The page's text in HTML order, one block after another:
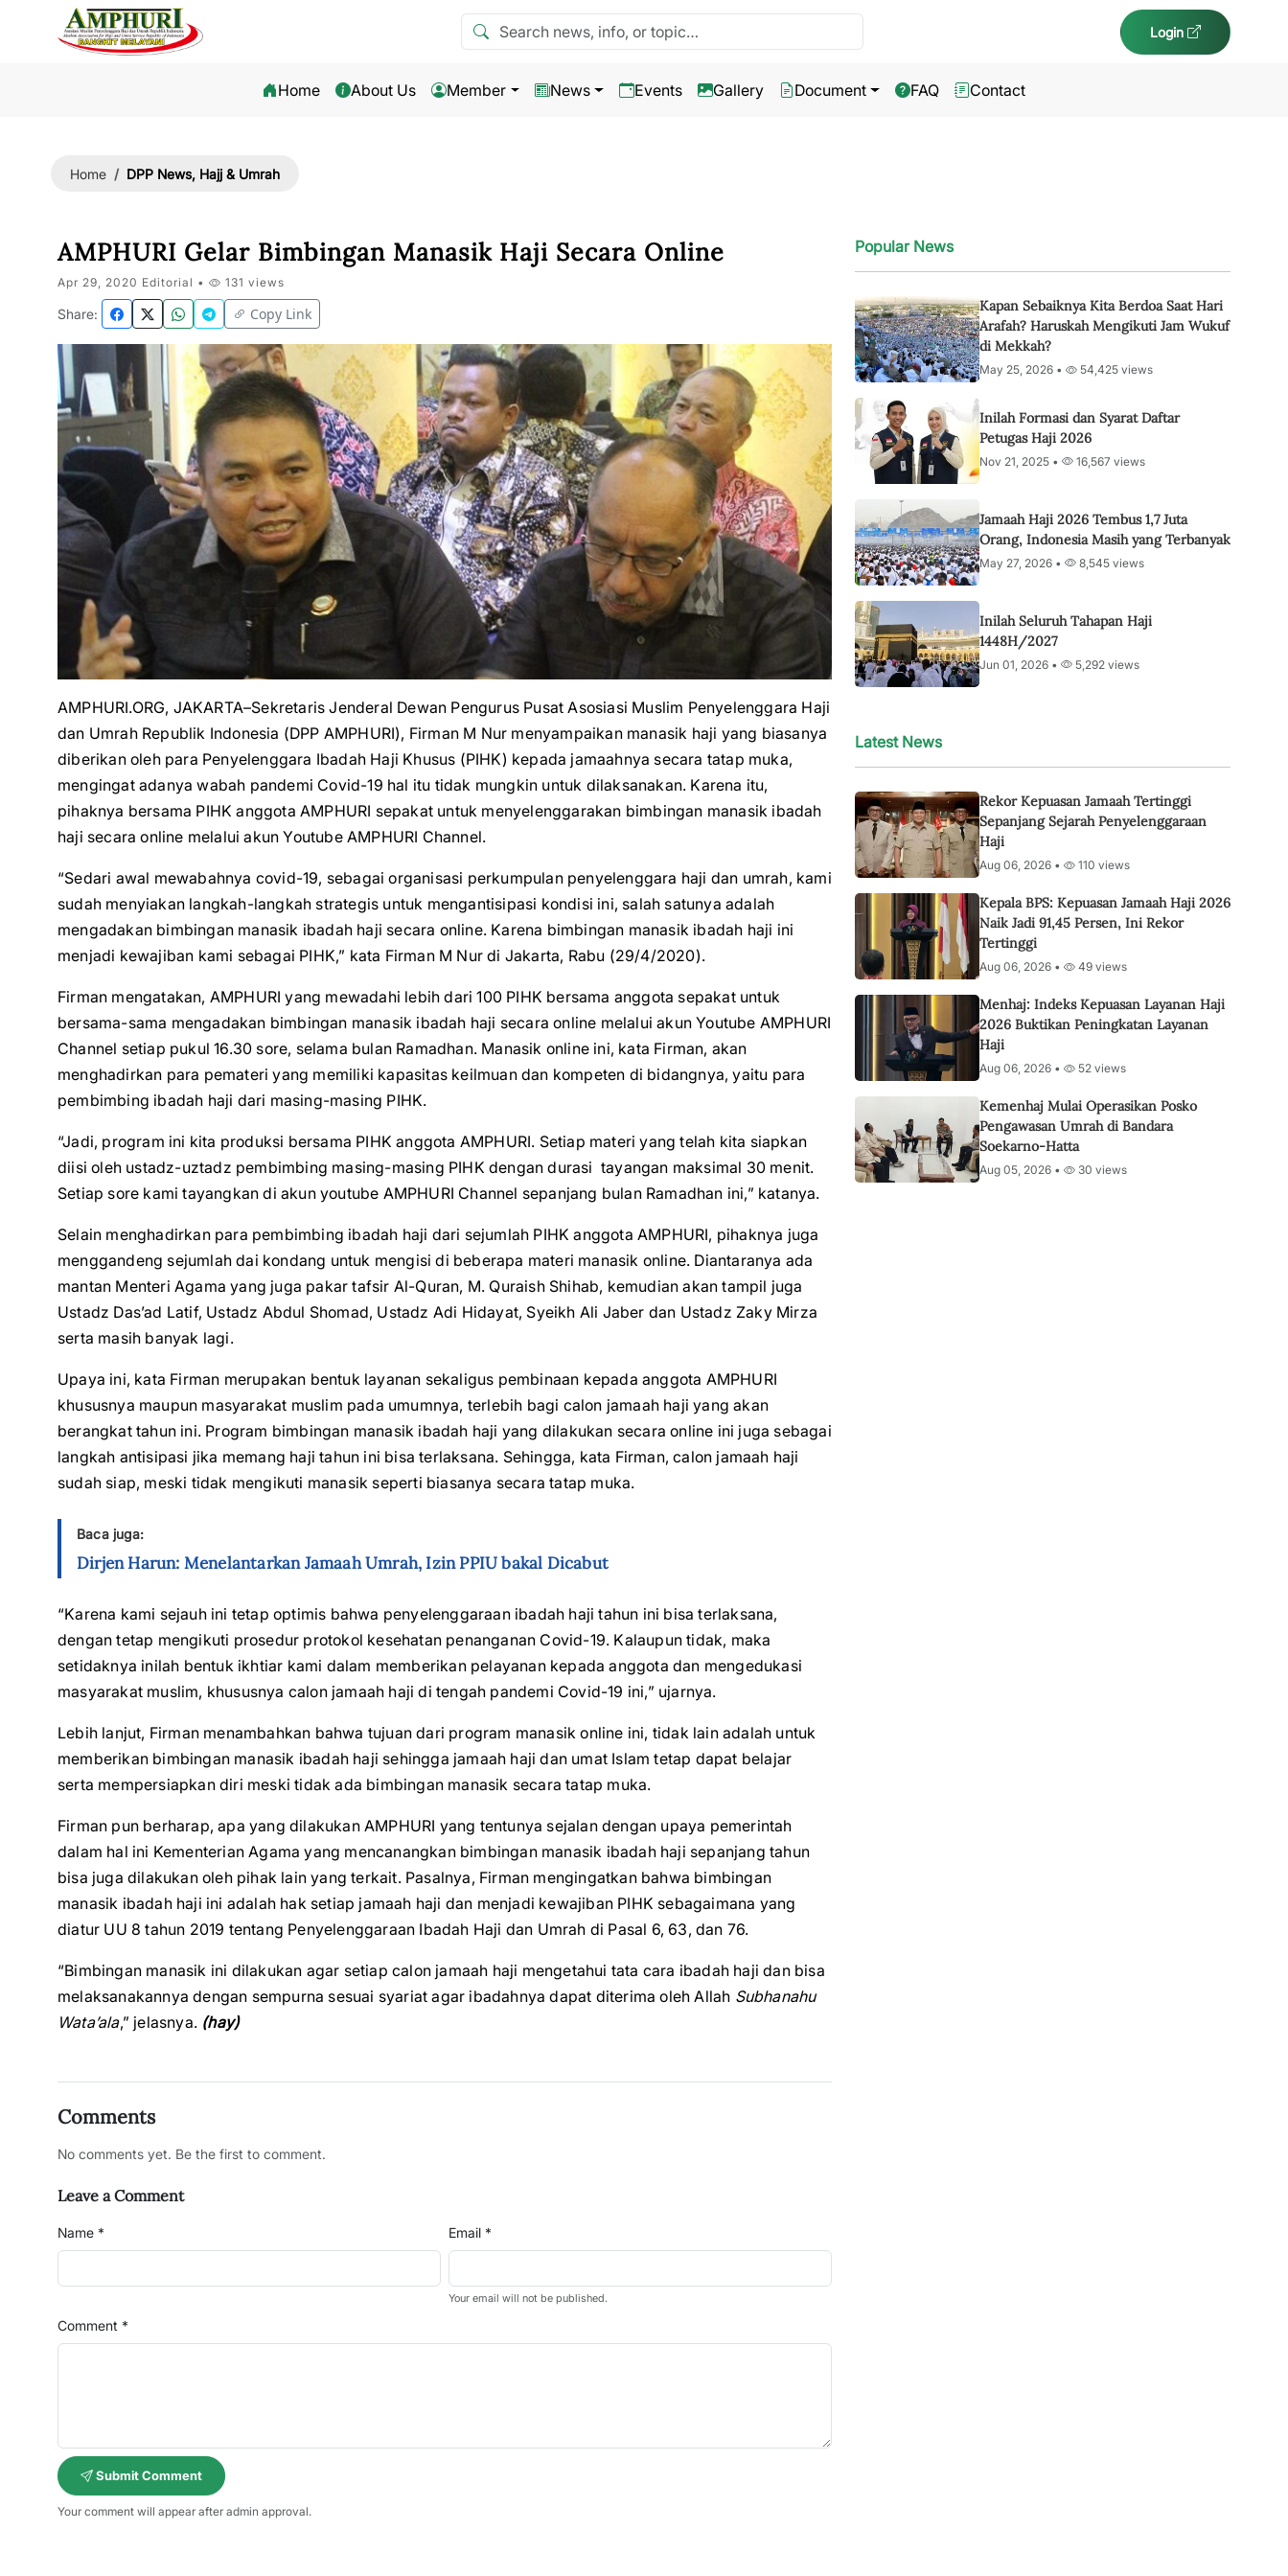
Search news Login
Home About Us Member News Events Gallery Document FAQ Contact
Home DPP News, Hajj & Umrah
AMPHURI Gelar Bimbingan Manasik Haji Secara Online
Apr 29, 2020 Editorial • 131 views
Share: Copy Link
AMPHURI.ORG, JAKARTA–Sekretaris Jenderal Dewan Pengurus Pusat Asosiasi Muslim Penyelenggara Haji
dan Umrah Republik Indonesia (DPP AMPHURI), Firman M Nur menyampaikan manasik haji yang biasanya
diberikan oleh para Penyelenggara Ibadah Haji Khusus (PIHK) kepada jamaahnya secara tatap muka,
mengingat adanya wabah pandemi Covid-19 hal itu tidak mungkin untuk dilaksanakan. Karena itu,
pihaknya bersama PIHK anggota AMPHURI sepakat untuk menyelenggarakan bimbingan manasik ibadah
haji secara online melalui akun Youtube AMPHURI Channel.
“Sedari awal mewabahnya covid-19, sebagai organisasi perkumpulan penyelenggara haji dan umrah, kami
sudah menyiakan langkah-langkah strategis untuk mengantisipasi kondisi ini, salah satunya adalah
mengadakan bimbingan manasik ibadah haji secara online. Karena bimbingan manasik ibadah haji ini
menjadi kewajiban kami sebagai PIHK,” kata Firman M Nur di Jakarta, Rabu (29/4/2020).
Firman mengatakan, AMPHURI yang mewadahi lebih dari 100 PIHK bersama anggota sepakat untuk
bersama-sama mengadakan bimbingan manasik ibadah haji secara online melalui akun Youtube AMPHURI
Channel setiap pukul 16.30 sore, selama bulan Ramadhan. Manasik online ini, kata Firman, akan
menghadirkan para pemateri yang memiliki kapasitas keilmuan dan kompeten di bidangnya, yaitu para
pembimbing ibadah haji dari masing-masing PIHK.
“Jadi, program ini kita produksi bersama PIHK anggota AMPHURI. Setiap materi yang telah kita siapkan
diisi oleh ustadz-uztadz pembimbing masing-masing PIHK dengan durasi tayangan maksimal 30 menit.
Setiap sore kami tayangkan di akun youtube AMPHURI Channel sepanjang bulan Ramadhan ini,” katanya.
Selain menghadirkan para pembimbing ibadah haji dari sejumlah PIHK anggota AMPHURI, pihaknya juga
menggandeng sejumlah dai kondang untuk mengisi di beberapa materi manasik online. Diantaranya ada
mantan Menteri Agama yang juga pakar tafsir Al-Quran, M. Quraish Shihab, kemudian akan tampil juga
Ustadz Das’ad Latif, Ustadz Abdul Shomad, Ustadz Adi Hidayat, Syeikh Ali Jaber dan Ustadz Zaky Mirza
serta masih banyak lagi.
Upaya ini, kata Firman merupakan bentuk layanan sekaligus pembinaan kepada anggota AMPHURI
khususnya maupun masyarakat muslim pada umumnya, terlebih bagi calon jamaah haji yang akan
berangkat tahun ini. Program bimbingan manasik ibadah haji yang dilakukan secara online ini juga sebagai
langkah antisipasi jika memang haji tahun ini bisa terlaksana. Sehingga, kata Firman, calon jamaah haji
sudah siap, meski tidak mengikuti manasik seperti biasanya secara tatap muka.
Baca juga:
Dirjen Harun: Menelantarkan Jamaah Umrah, Izin PPIU bakal Dicabut
“Karena kami sejauh ini tetap optimis bahwa penyelenggaraan ibadah haji tahun ini bisa terlaksana,
dengan tetap mengikuti prosedur protokol kesehatan penanganan Covid-19. Kalaupun tidak, maka
setidaknya inilah bentuk ikhtiar kami dalam memberikan pelayanan kepada anggota dan mengedukasi
masyarakat muslim, khususnya calon jamaah haji di tengah pandemi Covid-19 ini,” ujarnya.
Lebih lanjut, Firman menambahkan bahwa tujuan dari program manasik online ini, tidak lain adalah untuk
memberikan bimbingan manasik ibadah haji sehingga jamaah haji dan umat Islam tetap dapat belajar
serta mempersiapkan diri meski tidak ada bimbingan manasik secara tatap muka.
Firman pun berharap, apa yang dilakukan AMPHURI yang tentunya sejalan dengan upaya pemerintah
dalam hal ini Kementerian Agama yang mencanangkan bimbingan manasik ibadah haji sepanjang tahun
bisa juga dilakukan oleh pihak lain yang terkait. Pasalnya, Firman mengingatkan bahwa bimbingan
manasik ibadah haji ini adalah hak setiap jamaah haji dan menjadi kewajiban PIHK sebagaimana yang
diatur UU 8 tahun 2019 tentang Penyelenggaraan Ibadah Haji dan Umrah di Pasal 6, 63, dan 76.
“Bimbingan manasik ini dilakukan agar setiap calon jamaah haji mengetahui tata cara ibadah haji dan bisa
melaksanakannya dengan sempurna sesuai syariat agar ibadahnya dapat diterima oleh Allah Subhanahu
Wata’ala,” jelasnya. (hay)
Comments
No comments yet. Be the first to comment.
Leave a Comment
Name * Email *
Your email will not be published.
Comment *
Submit Comment
Your comment will appear after admin approval.
Popular News
Kapan Sebaiknya Kita Berdoa Saat Hari
Arafah? Haruskah Mengikuti Jam Wukuf
di Mekkah?
May 25, 2026 • 54,425 views
Inilah Formasi dan Syarat Daftar
Petugas Haji 2026
Nov 21, 2025 • 16,567 views
Jamaah Haji 2026 Tembus 1,7 Juta
Orang, Indonesia Masih yang Terbanyak
May 27, 2026 • 8,545 views
Inilah Seluruh Tahapan Haji
1448H/2027
Jun 01, 2026 • 5,292 views
Latest News
Rekor Kepuasan Jamaah Tertinggi
Sepanjang Sejarah Penyelenggaraan
Haji
Aug 06, 2026 • 110 views
Kepala BPS: Kepuasan Jamaah Haji 2026
Naik Jadi 91,45 Persen, Ini Rekor
Tertinggi
Aug 06, 2026 • 49 views
Menhaj: Indeks Kepuasan Layanan Haji
2026 Buktikan Peningkatan Layanan
Haji
Aug 06, 2026 • 52 views
Kemenhaj Mulai Operasikan Posko
Pengawasan Umrah di Bandara
Soekarno-Hatta
Aug 05, 2026 • 30 views